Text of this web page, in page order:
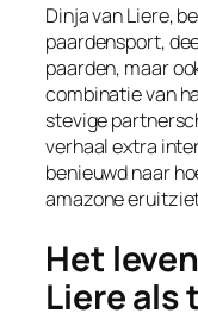
Dinja van Liere,
paardensport,
paarden, maar
combinatie van
stevige
verhaal extra
benieuwd naar
amazone
Het
Liere als